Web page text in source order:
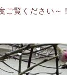
ご覧ください～！